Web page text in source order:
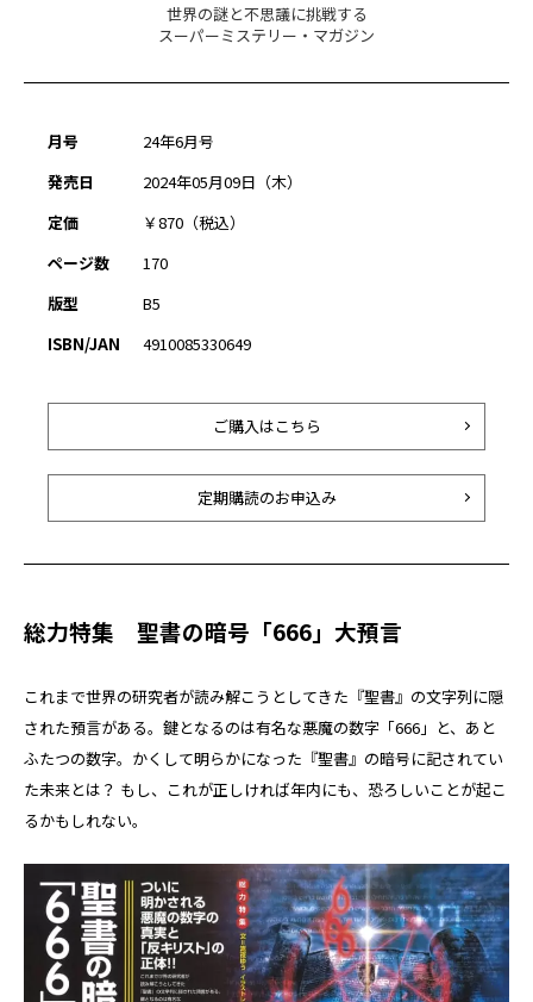
世界の謎と不思議に挑戦する
スーパーミステリー・マガジン
月号
24年6月号
発売日
2024年05月09日（木）
定価
￥870（税込）
ページ数
170
版型
B5
ISBN/JAN
4910085330649
ご購入はこちら
定期購読のお申込み
総力特集 聖書の暗号「666」大預言
これまで世界の研究者が読み解こうとしてきた『聖書』の文字列に隠
された預言がある。鍵となるのは有名な悪魔の数字「666」と、あと
ふたつの数字。かくして明らかになった『聖書』の暗号に記されてい
た未来とは？ もし、これが正しければ年内にも、恐ろしいことが起こ
るかもしれない。